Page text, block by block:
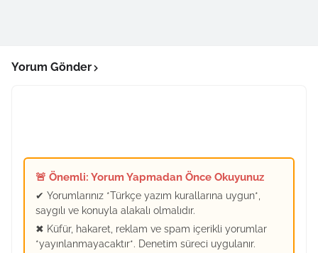
Yorum Gönder
🚨 Önemli: Yorum Yapmadan Önce Okuyunuz
✔ Yorumlarınız *Türkçe yazım kurallarına uygun*,
saygılı ve konuyla alakalı olmalıdır.
✖ Küfür, hakaret, reklam ve spam içerikli yorumlar
*yayınlanmayacaktır*. Denetim süreci uygulanır.